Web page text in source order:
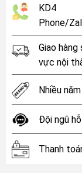
KD4
Phone/
Giao
vực nội
Nhiều
Đội ngũ
Thanh